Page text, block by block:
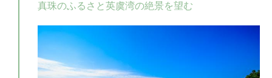
真珠のふるさと英虞湾の絶景を望む